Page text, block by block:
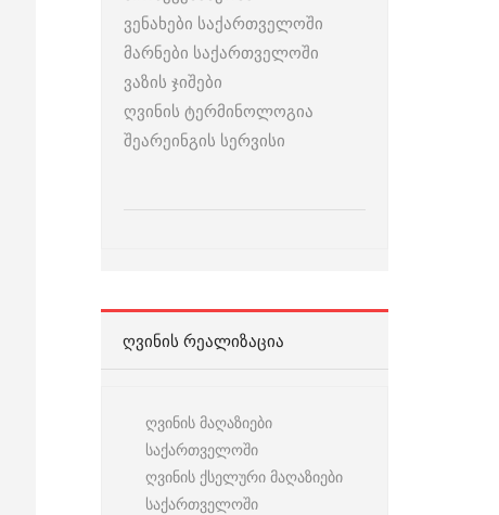
ვენახები საქართველოში
მარნები საქართველოში
ვაზის ჯიშები
ღვინის ტერმინოლოგია
შეარეინგის სერვისი
ᲦᲕᲘᲜᲘᲡ ᲠᲔᲐᲚᲘᲖᲐᲪᲘᲐ
ღვინის მაღაზიები
საქართველოში
ღვინის ქსელური მაღაზიები
საქართველოში